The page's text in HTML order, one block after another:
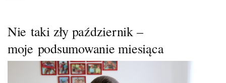
Nie taki zły październik –
moje podsumowanie miesiąca